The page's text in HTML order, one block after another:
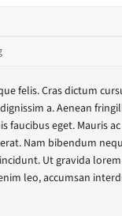
felis. Cras dictum
a. Aenean
faucibus eget. Mauris
Nam bibendum
Ut gravida
leo, accumsan